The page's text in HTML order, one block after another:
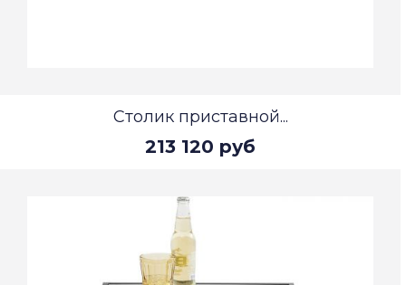
Столик приставной...
213 120 руб